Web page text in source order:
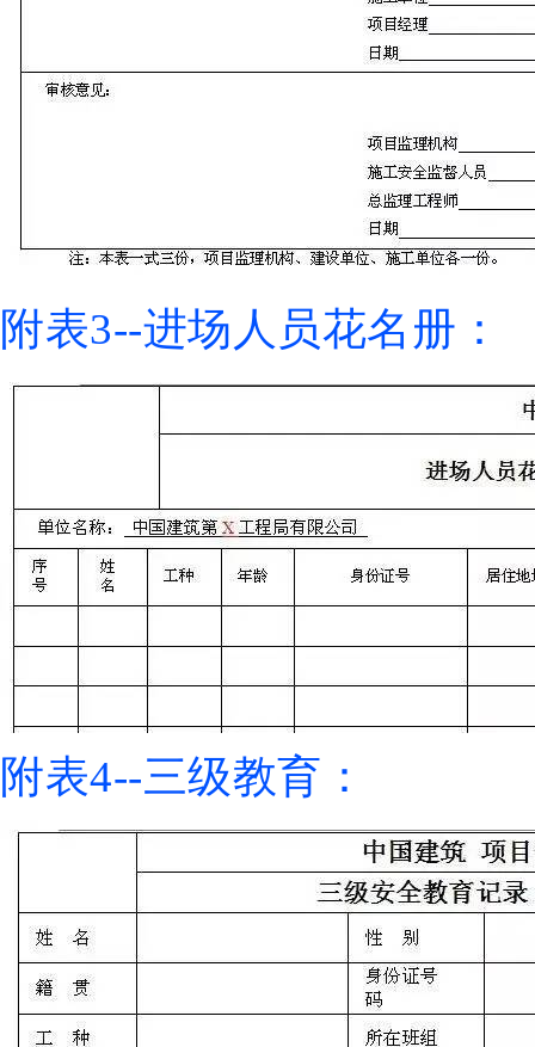
附表3--进场人员花名册：
附表4--三级教育：